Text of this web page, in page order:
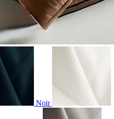
Noir